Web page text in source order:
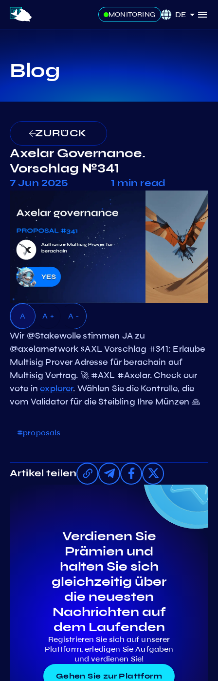
MONITORING DE
Blog
ZURÜCK
Axelar Governance.
Vorschlag №341
7 Jun 2025 1 min read
A A + A -
Wir @Stakewolle stimmen JA zu
@axelarnetwork $AXL Vorschlag #341: Erlaube
Multisig Prover Adresse für berachain auf
Multisig Vertrag. 🚀 #AXL #Axelar. Check our
vote inexplorer. Wählen Sie die Kontrolle, die
vom Validator für die Steibling Ihre Münzen 🙏
#proposals
Artikel teilen
Verdienen Sie
Prämien und
halten Sie sich
gleichzeitig über
die neuesten
Nachrichten auf
dem Laufenden
Registrieren Sie sich auf unserer
Plattform, erledigen Sie Aufgaben
und verdienen Sie!
Gehen Sie zur Plattform